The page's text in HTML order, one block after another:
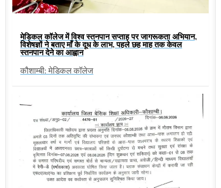
मेडिकल कॉलेज में विश्व स्तनपान सप्ताह पर जागरूकता अभियान,
विशेषज्ञों ने बताए माँ के दूध के लाभ, पहले छह माह तक केवल
स्तनपान देने का आह्वान
कौशाम्बी: मेडिकल कॉलेज